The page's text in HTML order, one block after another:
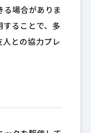
る場合がありま
することで、多
人との協力プレ